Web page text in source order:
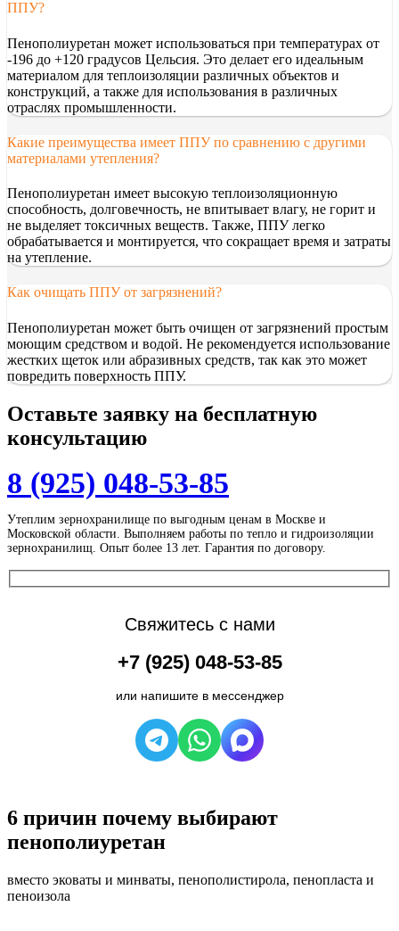
ППУ?
Пенополиуретан может использоваться при температурах от
-196 до +120 градусов Цельсия. Это делает его идеальным
материалом для теплоизоляции различных объектов и
конструкций, а также для использования в различных
отраслях промышленности.
Какие преимущества имеет ППУ по сравнению с другими
материалами утепления?
Пенополиуретан имеет высокую теплоизоляционную
способность, долговечность, не впитывает влагу, не горит и
не выделяет токсичных веществ. Также, ППУ легко
обрабатывается и монтируется, что сокращает время и затраты
на утепление.
Как очищать ППУ от загрязнений?
Пенополиуретан может быть очищен от загрязнений простым
моющим средством и водой. Не рекомендуется использование
жестких щеток или абразивных средств, так как это может
повредить поверхность ППУ.
Оставьте заявку на бесплатную
консультацию
8 (925) 048-53-85
Утеплим зернохранилище по выгодным ценам в Москве и
Московской области. Выполняем работы по тепло и гидроизоляции
зернохранилищ. Опыт более 13 лет. Гарантия по договору.
Свяжитесь с нами
+7 (925) 048-53-85
или напишите в мессенджер
6 причин почему выбирают
пенополиуретан
вместо эковаты и минваты, пенополистирола, пенопласта и
пеноизола